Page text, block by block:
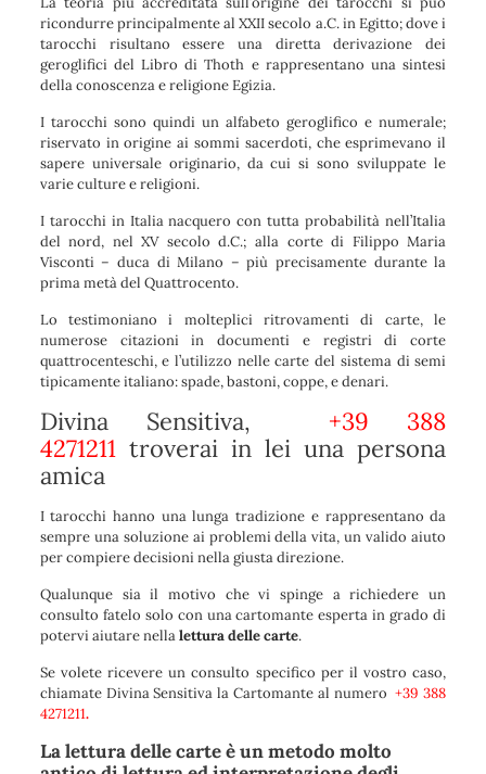
ricondurre principalmente al XXII secolo a.C. in Egitto; dove i
tarocchi risultano essere una diretta derivazione dei
geroglifici del Libro di Thoth e rappresentano una sintesi
della conoscenza e religione Egizia.
I tarocchi sono quindi un alfabeto geroglifico e numerale;
riservato in origine ai sommi sacerdoti, che esprimevano il
sapere universale originario, da cui si sono sviluppate le
varie culture e religioni.
I tarocchi in Italia nacquero con tutta probabilità nell’Italia
del nord, nel XV secolo d.C.; alla corte di Filippo Maria
Visconti – duca di Milano – più precisamente durante la
prima metà del Quattrocento.
Lo testimoniano i molteplici ritrovamenti di carte, le
numerose citazioni in documenti e registri di corte
quattrocenteschi, e l’utilizzo nelle carte del sistema di semi
tipicamente italiano: spade, bastoni, coppe, e denari.
Divina Sensitiva,
+39 388
4271211 troverai in lei una persona
amica
I tarocchi hanno una lunga tradizione e rappresentano da
sempre una soluzione ai problemi della vita, un valido aiuto
per compiere decisioni nella giusta direzione.
Qualunque sia il motivo che vi spinge a richiedere un
consulto fatelo solo con una cartomante esperta in grado di
potervi aiutare nellalettura delle carte.
Se volete ricevere un consulto specifico per il vostro caso,
chiamate Divina Sensitiva la Cartomante al numero +39 388
4271211.
Lalettura delle carteè un metodo molto